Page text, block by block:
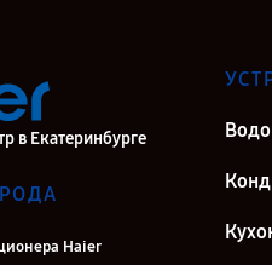
в Екатеринбурге
Haier